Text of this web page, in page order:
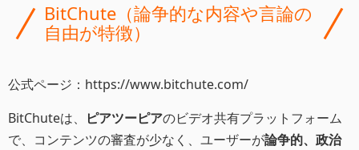
BitChute（論争的な内容や言論の
自由が特徴）
公式ページ：https://www.bitchute.com/
BitChuteは、
ピアツーピアのビデオ共有プラットフォーム
で、コンテンツの審査が少なく、ユーザーが論争的、政治